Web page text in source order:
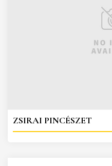
ZSIRAI PINCÉSZET